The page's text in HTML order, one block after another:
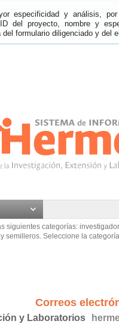
especificidad y análisis,
del proyecto, nombre y
formulario diligenciado y del
siguientes categorías:
semilleros. Seleccione la
Correos
y Laboratorios